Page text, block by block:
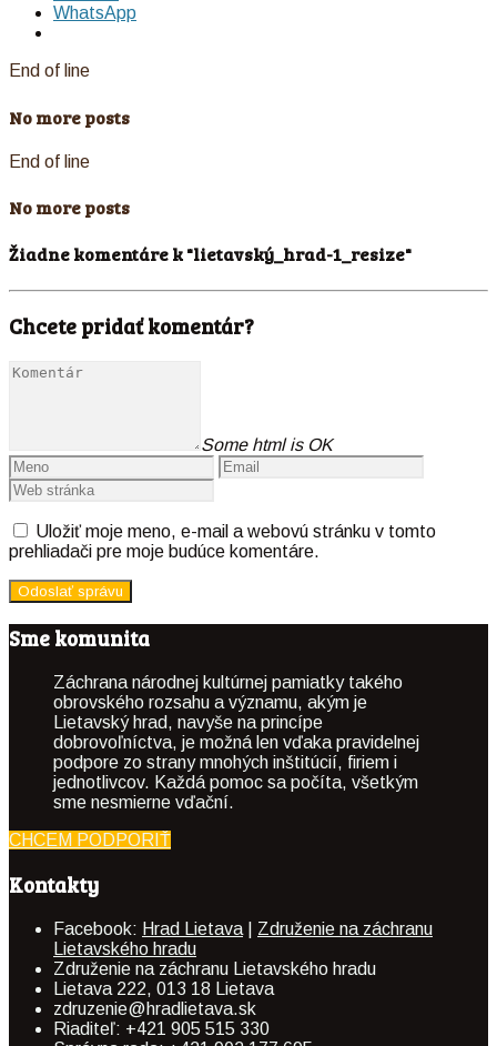
WhatsApp
End of line
No more posts
End of line
No more posts
Žiadne komentáre k "lietavský_hrad-1_resize"
Chcete pridať komentár?
Some html is OK
Uložiť moje meno, e-mail a webovú stránku v tomto
prehliadači pre moje budúce komentáre.
Sme komunita
Záchrana národnej kultúrnej pamiatky takého
obrovského rozsahu a významu, akým je
Lietavský hrad, navyše na princípe
dobrovoľníctva, je možná len vďaka pravidelnej
podpore zo strany mnohých inštitúcií, firiem i
jednotlivcov. Každá pomoc sa počíta, všetkým
sme nesmierne vďační.
CHCEM PODPORIŤ
Kontakty
Facebook: Hrad Lietava
Združenie na záchranu
Lietavského hradu
Združenie na záchranu Lietavského hradu
Lietava 222, 013 18 Lietava
zdruzenie@hradlietava.sk
Riaditeľ: +421 905 515 330